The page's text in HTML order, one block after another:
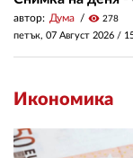
автор: Дума visibility 278
петък, 07 Август 2026 /
Икономика